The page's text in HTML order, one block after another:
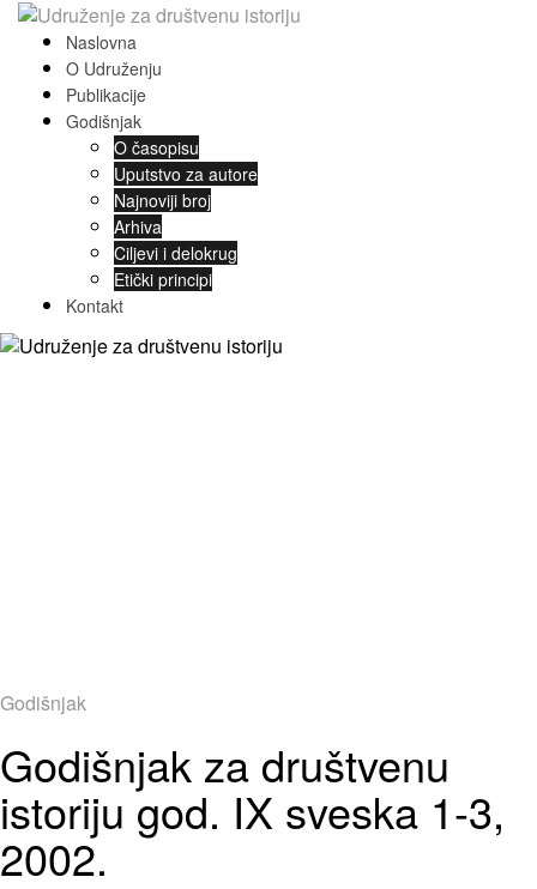
Naslovna
O Udruženju
Publikacije
Godišnjak
O časopisu
Uputstvo za autore
Najnoviji broj
Arhiva
Ciljevi i delokrug
Etički principi
Kontakt
Godišnjak
Godišnjak za društvenu
istoriju god. IX sveska 1-3,
2002.